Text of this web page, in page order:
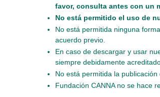
favor, consulta antes con un
No está permitido el uso de
No está permitida ninguna
acuerdo previo.
En caso de descargar y usar
siempre debidamente
No está permitida la
Fundación CANNA no se hace